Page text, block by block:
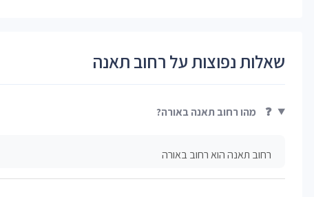
שאלות נפוצות על רחוב תאנה
❓ מהו רחוב תאנה באורה?
רחוב תאנה הוא רחוב באורה